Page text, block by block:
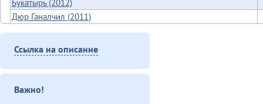
Букатырь (2012)
Дюр Ганалчил (2011)
Картус (2011)
Киӈгит (2012)
«Мучун» – Омакта анӈани [2] (2013)
Неӈнери Этэечимни тырганин (2013)
Ӈинакин бэе гиркӣн (2012)
Ссылка на описание
Важно!